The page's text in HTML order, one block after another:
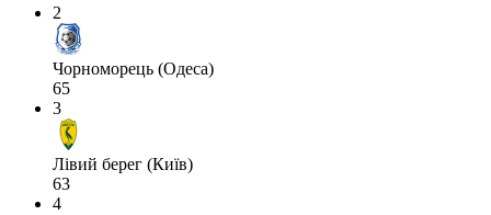
2
Чорноморець (Одеса)
65
3
Лівий берег (Київ)
63
4